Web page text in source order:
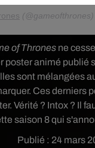
Publié : 24 mars
(@gameofthrones)
of Thronesne
poster animé
sont mélangées
Ces
Vérité ? Intox ? Il
saison 8 qui